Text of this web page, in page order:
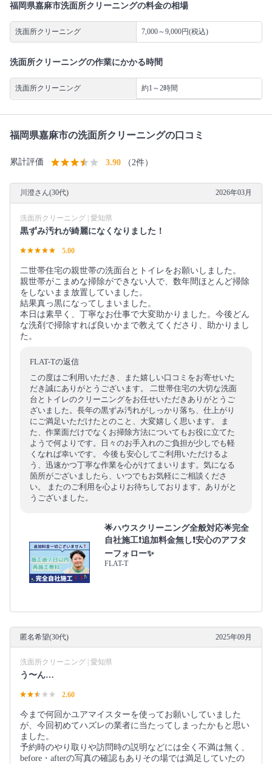
福岡県嘉麻市洗面所クリーニングの料金の相場
洗面所クリーニング 7,000～9,000円(税込)
洗面所クリーニングの作業にかかる時間
洗面所クリーニング 約1～2時間
福岡県嘉麻市の洗面所クリーニングの口コミ
累計評価 3.90 （2件）
川澄さん(30代) 2026年03月
洗面所クリーニング | 愛知県
黒ずみ汚れが綺麗になくなりました！
5.00
二世帯住宅の親世帯の洗面台とトイレをお願いしました。
親世帯がこまめな掃除ができない人で、数年間ほとんど掃除
をしないまま放置していました。
結果真っ黒になってしまいました。
本日は素早く、丁寧なお仕事で大変助かりました。今後どん
な洗剤で掃除すれば良いかまで教えてくださり、助かりまし
た。
FLAT-Tの返信
この度はご利用いただき、また嬉しい口コミをお寄せいた
だき誠にありがとうございます。 二世帯住宅の大切な洗面
台とトイレのクリーニングをお任せいただきありがとうご
ざいました。長年の黒ずみ汚れがしっかり落ち、仕上がり
にご満足いただけたとのこと、大変嬉しく思います。 ま
た、作業面だけでなくお掃除方法についてもお役に立てた
ようで何よりです。日々のお手入れのご負担が少しでも軽
くなれば幸いです。 今後も安心してご利用いただけるよ
う、迅速かつ丁寧な作業を心がけてまいります。気になる
箇所がございましたら、いつでもお気軽にご相談くださ
い。 またのご利用を心よりお待ちしております。ありがと
うございました。
🌟ハウスクリーニング全般対応🌟完全
自社施工❗️追加料金無し❗️安心のアフタ
ーフォロー✨
FLAT-T
匿名希望(30代) 2025年09月
洗面所クリーニング | 愛知県
う〜ん…
2.60
今まで何回かユアマイスターを使ってお願いしていました
が、今回初めてハズレの業者に当たってしまったかもと思い
ました。
予約時のやり取りや訪問時の説明などには全く不満は無く、
before・afterの写真の確認もありその場では満足していたの